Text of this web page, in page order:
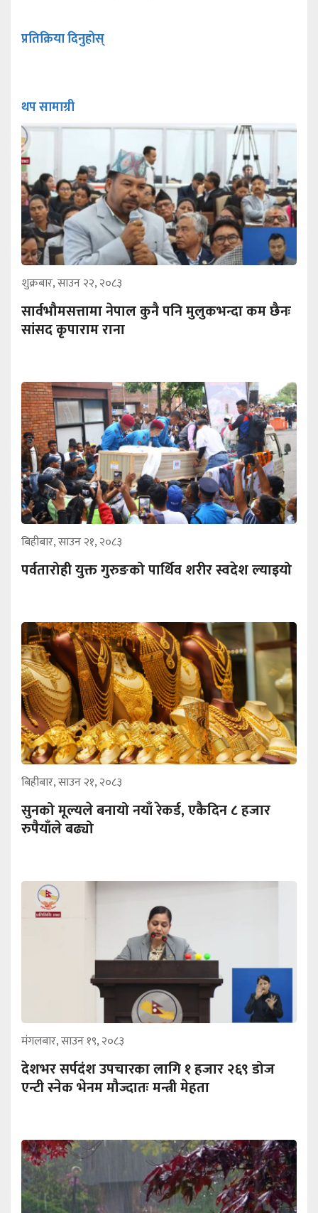
प्रतिक्रिया दिनुहोस्
थप सामाग्री
शुक्रबार, साउन २२, २०८३
सार्वभौमसत्तामा नेपाल कुनै पनि मुलुकभन्दा कम छैनः
सांसद कृपाराम राना
बिहीबार, साउन २१, २०८३
पर्वतारोही युक्त गुरुङको पार्थिव शरीर स्वदेश ल्याइयो
बिहीबार, साउन २१, २०८३
सुनको मूल्यले बनायो नयाँ रेकर्ड, एकैदिन ८ हजार
रुपैयाँले बढ्यो
मंगलबार, साउन १९, २०८३
देशभर सर्पदंश उपचारका लागि १ हजार २६९ डोज
एन्टी स्नेक भेनम मौज्दातः मन्त्री मेहता